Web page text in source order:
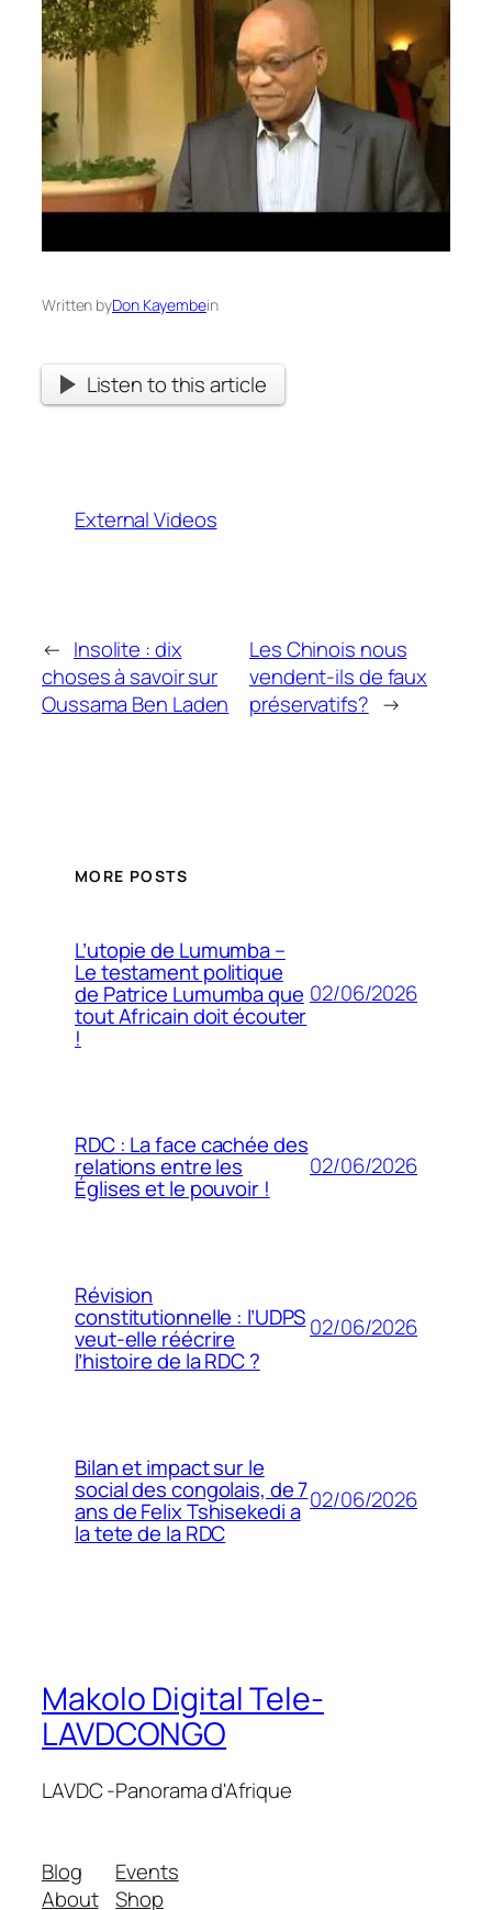
Written byDon Kayembein
Listen to this article
External Videos
← Insolite : dix
choses à savoir sur
Oussama Ben Laden
Les Chinois nous
vendent-ils de faux
préservatifs? →
MORE POSTS
L’utopie de Lumumba –
Le testament politique
de Patrice Lumumba que
tout Africain doit écouter
!
02/06/2026
RDC : La face cachée des
relations entre les
Églises et le pouvoir !
02/06/2026
Révision
constitutionnelle : l’UDPS
veut-elle réécrire
l’histoire de la RDC ?
02/06/2026
Bilan et impact sur le
social des congolais, de 7
ans de Felix Tshisekedi a
la tete de la RDC
02/06/2026
Makolo Digital Tele-
LAVDCONGO
LAVDC -Panorama d'Afrique
Blog
About
Events
Shop